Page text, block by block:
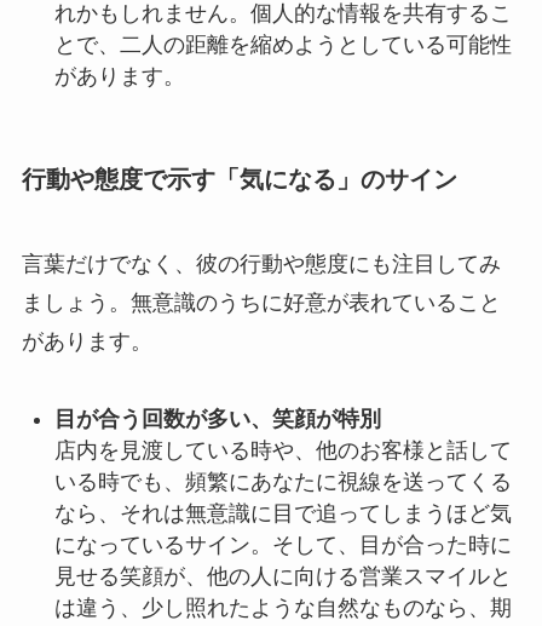
れかもしれません。個人的な情報を共有するこ
とで、二人の距離を縮めようとしている可能性
があります。
行動や態度で示す「気になる」のサイン
言葉だけでなく、彼の行動や態度にも注目してみ
ましょう。無意識のうちに好意が表れていること
があります。
目が合う回数が多い、笑顔が特別
店内を見渡している時や、他のお客様と話して
いる時でも、頻繁にあなたに視線を送ってくる
なら、それは無意識に目で追ってしまうほど気
になっているサイン。そして、目が合った時に
見せる笑顔が、他の人に向ける営業スマイルと
は違う、少し照れたような自然なものなら、期